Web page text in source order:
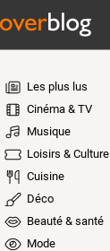
Les plus lus
Cinéma & TV
Musique
Loisirs & Culture
Cuisine
Déco
Beauté & santé
Mode